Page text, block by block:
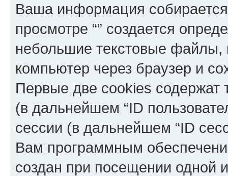
Ваша информация
просмотре “” создается
небольшие текстовые файлы,
компьютер через браузер и
Первые две cookies содержат
(в дальнейшем “ID
сессии (в дальнейшем “ID
Вам программным
создан при посещении одной